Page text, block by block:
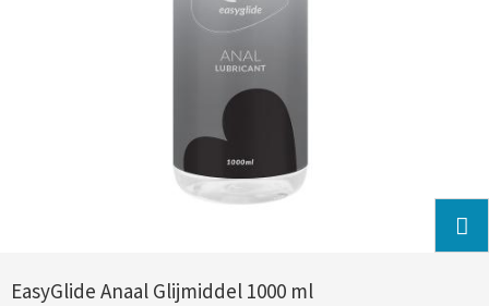
EasyGlide Anaal Glijmiddel 1000 ml